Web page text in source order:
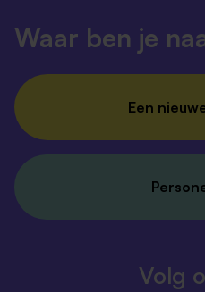
Waar ben je
Een
Volg